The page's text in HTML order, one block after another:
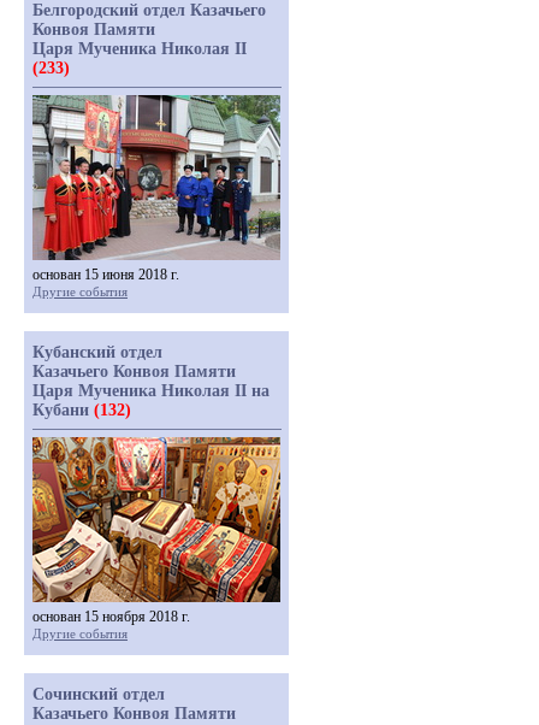
Белгородский отдел Казачьего
Конвоя Памяти
Царя Мученика Николая II
(233)
основан 15 июня 2018 г.
Другие события
Кубанский отдел
Казачьего Конвоя Памяти
Царя Мученика Николая II на
Кубани (132)
основан 15 ноября 2018 г.
Другие события
Сочинский отдел
Казачьего Конвоя Памяти